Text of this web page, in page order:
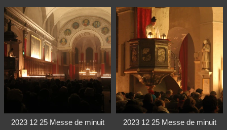
2023 12 25 Messe de minuit
2023 12 25 Messe de minuit